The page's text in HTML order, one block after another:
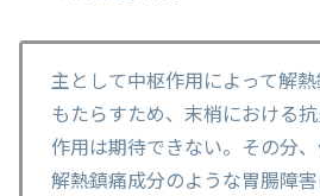
主として中枢作用によって解
もたらすため、末梢における
作用は期待できない。その分
解熱鎮痛成分のような胃腸障